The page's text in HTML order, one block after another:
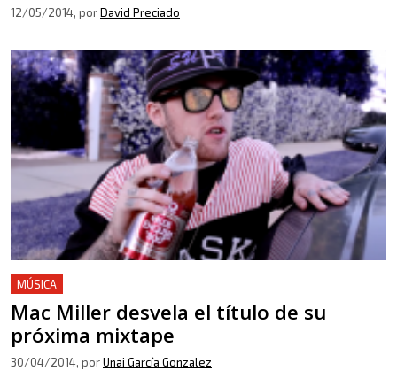
12/05/2014, porDavid Preciado
MÚSICA
Mac Miller desvela el título de su
próxima mixtape
30/04/2014, porUnai García Gonzalez